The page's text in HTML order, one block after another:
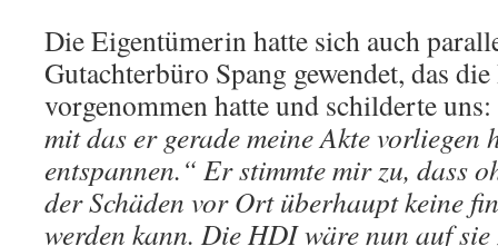
Die Eigentümerin hatte sich auch
Gutachterbüro Spang gewendet, das
vorgenommen hatte und schilderte
mit das er gerade meine Akte vorliegen
entspannen.“ Er stimmte mir zu, dass
der Schäden vor Ort überhaupt keine
werden kann. Die HDI wäre nun auf sie